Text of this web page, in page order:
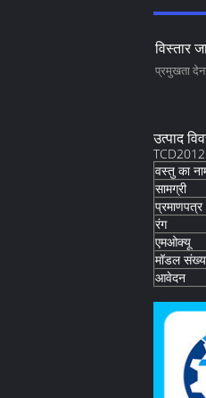
विस्तार
प्रमुखता
उत्पाद
वस्तु का
सामग्री
प्रमाणपत्र
रंग
एमओक्यू
मॉडल
आवेदन